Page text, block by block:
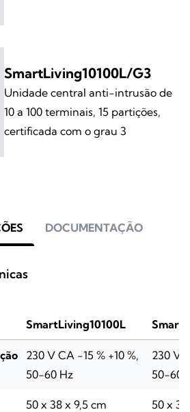
SmartLiving10100L/G3
Unidade central anti-intrusão de
10 a 100 terminais, 15 partições,
certificada com o grau 3
DOCUMENTAÇÃO
SmartLiving10100L
230 V CA -15 % +10 %,
50-60 Hz
230 V
50-60
50 x 38 x 9,5 cm 50 x